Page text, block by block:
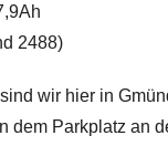
s
2488)
wir hier in
dem Parkplatz an